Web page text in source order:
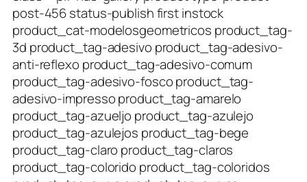
post-456 status-publish first instock
product_cat-modelosgeometricos product_tag-
3d product_tag-adesivo product_tag-adesivo-
anti-reflexo product_tag-adesivo-comum
product_tag-adesivo-fosco product_tag-
adesivo-impresso product_tag-amarelo
product_tag-azueljo product_tag-azulejo
product_tag-azulejos product_tag-bege
product_tag-claro product_tag-claros
product_tag-colorido product_tag-coloridos